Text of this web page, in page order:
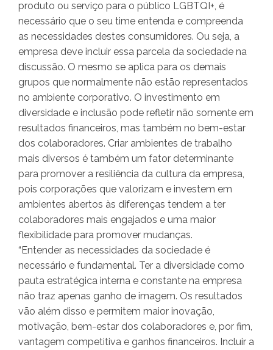
produto ou serviço para o público LGBTQI+, é
necessário que o seu time entenda e compreenda
as necessidades destes consumidores. Ou seja, a
empresa deve incluir essa parcela da sociedade na
discussão. O mesmo se aplica para os demais
grupos que normalmente não estão representados
no ambiente corporativo. O investimento em
diversidade e inclusão pode refletir não somente em
resultados financeiros, mas também no bem-estar
dos colaboradores. Criar ambientes de trabalho
mais diversos é também um fator determinante
para promover a resiliência da cultura da empresa,
pois corporações que valorizam e investem em
ambientes abertos às diferenças tendem a ter
colaboradores mais engajados e uma maior
flexibilidade para promover mudanças.
“Entender as necessidades da sociedade é
necessário e fundamental. Ter a diversidade como
pauta estratégica interna e constante na empresa
não traz apenas ganho de imagem. Os resultados
vão além disso e permitem maior inovação,
motivação, bem-estar dos colaboradores e, por fim,
vantagem competitiva e ganhos financeiros. Incluir a